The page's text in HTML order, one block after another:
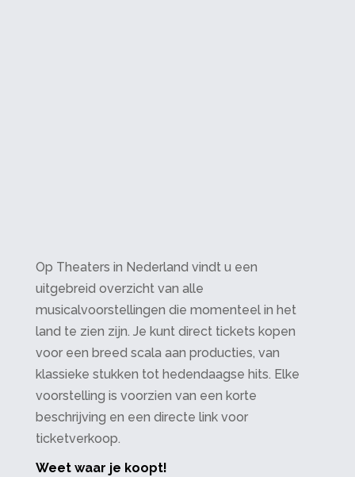
Op Theaters in Nederland vindt u een
uitgebreid overzicht van alle
musicalvoorstellingen die momenteel in het
land te zien zijn. Je kunt direct tickets kopen
voor een breed scala aan producties, van
klassieke stukken tot hedendaagse hits. Elke
voorstelling is voorzien van een korte
beschrijving en een directe link voor
ticketverkoop.
Weet waar je koopt!